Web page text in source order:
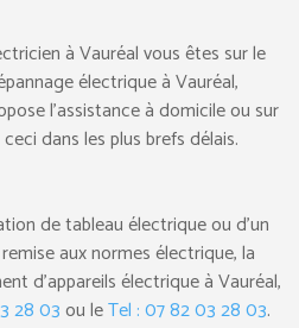
à Vauréal vous êtes sur le
électrique à Vauréal,
l’assistance à domicile ou sur
dans les plus brefs délais.
de tableau électrique ou d’un
aux normes électrique, la
d’appareils électrique à Vauréal,
28 03ou leTel : 07 82 03 28 03.